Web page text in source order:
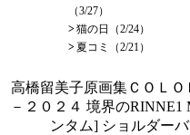
（3/27）
>猫の日（2/24）
>夏コミ（2/21）
高橋留美子原画集ＣＯＬ
－２０２４ 境界のRINNE1
ンタム] ショルダー